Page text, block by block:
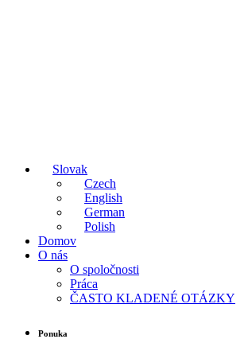
Slovak
Czech
English
German
Polish
Domov
O nás
O spoločnosti
Práca
ČASTO KLADENÉ OTÁZKY
Ponuka